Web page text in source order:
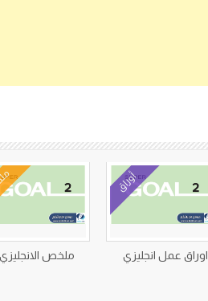
أوراق
اوراق عمل انجليزي ملخص الانجليزي